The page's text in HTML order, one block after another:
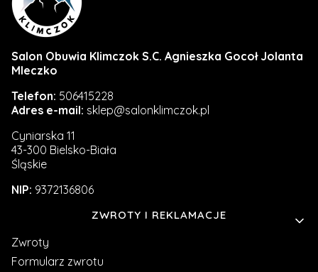
Salon Obuwia Klimczok S.C. Agnieszka Gocoł Jolanta
Mleczko
Telefon: 506415228
Adres e-mail: sklep@salonklimczok.pl
Cyniarska 11
43-300 Bielsko-Biała
Śląskie
NIP: 9372136806
Linki w stopceZWROTY I REKLAMACJE
Zwroty
Formularz zwrotu